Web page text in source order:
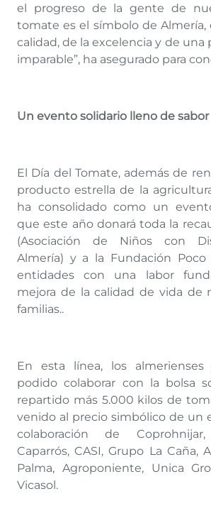
el progreso de la gente de
tomate es el símbolo de Almería,
calidad, de la excelencia y de una
imparable”, ha asegurado para
Un evento solidario lleno de sabor
El Día del Tomate, además de
producto estrella de la
ha consolidado como un
que este año donará toda la
(Asociación de Niños con
Almería) y a la Fundación Poco
entidades con una labor
mejora de la calidad de vida de
familias..
En esta línea, los
podido colaborar con la bolsa
repartido más 5.000 kilos de
venido al precio simbólico de un
colaboración de Coprohnijar,
Caparrós, CASI, Grupo La Caña,
Palma, Agroponiente, Unica
Vicasol.